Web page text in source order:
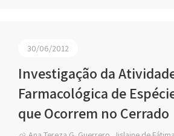
30/06/2012
Investigação da
Farmacológica de
que Ocorrem no Cerrado